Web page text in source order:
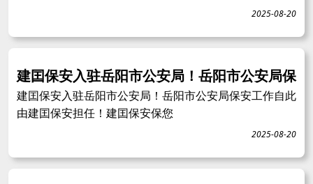
2025-08-20
建囯保安入驻岳阳市公安局！岳阳市公安局保
建囯保安入驻岳阳市公安局！岳阳市公安局保安工作自此
由建囯保安担任！建囯保安保您
2025-08-20